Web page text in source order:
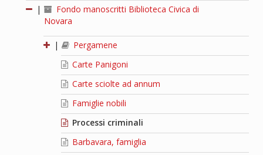
|
Fondo manoscritti Biblioteca Civica di
Novara
|
Pergamene
Carte Panigoni
Carte sciolte ad annum
Famiglie nobili
Processi criminali
Barbavara, famiglia